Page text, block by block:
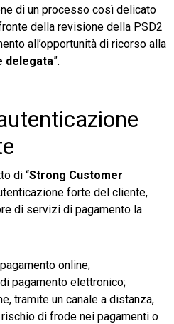
di un processo così delicato
della revisione della PSD2
all’opportunità di ricorso alla
delegata”.
di “Strong Customer
forte del cliente,
di servizi di pagamento la
online;
pagamento elettronico;
tramite un canale a distanza,
di frode nei pagamenti o